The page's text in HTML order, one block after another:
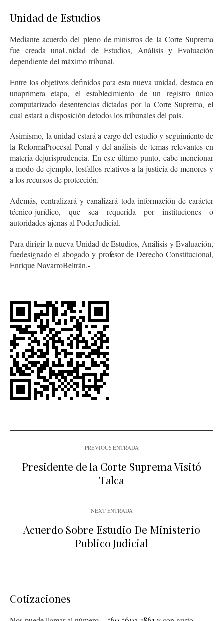
Unidad de Estudios
Mediante acuerdo del pleno de ministros de la Corte Suprema
fue creada unaUnidad de Estudios, Análisis y Evaluación
dependiente del máximo tribunal.
Entre los objetivos definidos para esta nueva unidad, destaca en
unaprimera etapa, el establecimiento de un registro único
computarizado desentencias dictadas por la Corte Suprema, el
cual estará a disposición detodos los tribunales del país.
Asimismo, la unidad estará a cargo del estudio y seguimiento de
la ReformaProcesal Penal y del análisis de temas relevantes en
materia dejurisprudencia. En este último punto, cabe mencionar
a modo de ejemplo, losfallos relativos a la justicia de menores y
a los recursos de protección.
Además, centralizará y canalizará toda información de carácter
técnico-jurídico, que sea requerida por instituciones o
autoridades ajenas al PoderJudicial.
Para dirigir la nueva Unidad de Estudios, Análisis y Evaluación,
fuedesignado el abogado y profesor de Derecho Constitucional,
Enrique NavarroBeltrán.-
PREVIOUS ENTRADA
Presidente de la Corte Suprema Visitó
Talca
NEXT ENTRADA
Acuerdo Sobre Estudio De Ministerio
Publico Judicial
Cotizaciones